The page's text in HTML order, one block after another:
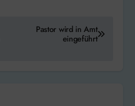
Pastor wird in Amt
eingeführt